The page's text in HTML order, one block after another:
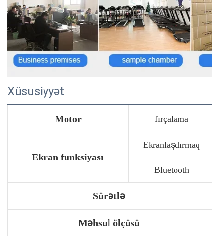
Xüsusiyyət
Motor fırçalama
Ekran funksiyası
Ekranlaşdırmaq
Bluetooth
Sürətlə
Məhsul ölçüsü